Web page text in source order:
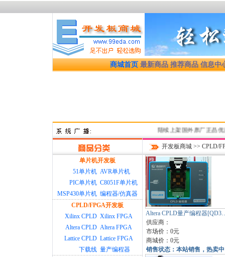
商城首页 最新商品 推荐商品 信息中
陆续上架国外原厂正品优
单片机开发板
51单片机 AVR单片机
PIC单片机 C8051F单片机
MSP430单片机 编程器/仿真器
CPLD/FPGA开发板
Xilinx CPLD Xilinx FPGA
Altera CPLD Altera FPGA
Lattice CPLD Lattice FPGA
下载线 量产编程器
开发板商城 >> CPLD/
Altera CPLD量产编程器
供应商：
市场价：0元
商城价：0元
销售状态：本站销售，热卖中